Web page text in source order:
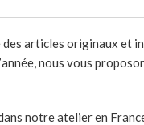
articles originaux et
nous vous
notre atelier en